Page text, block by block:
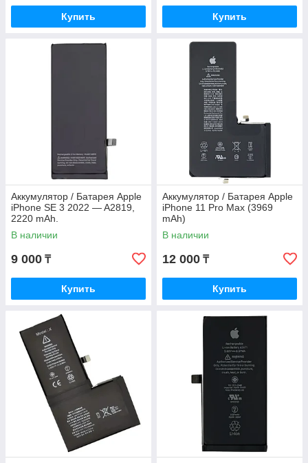
Купить Купить
Аккумулятор / Батарея Apple
iPhone SE 3 2022 — A2819,
2220 mAh.
В наличии
9 000 ₸
Купить
Аккумулятор / Батарея Apple
iPhone 11 Pro Max (3969
mAh)
В наличии
12 000 ₸
Купить